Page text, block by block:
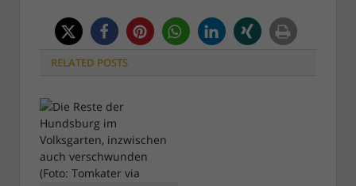
RELATED POSTS